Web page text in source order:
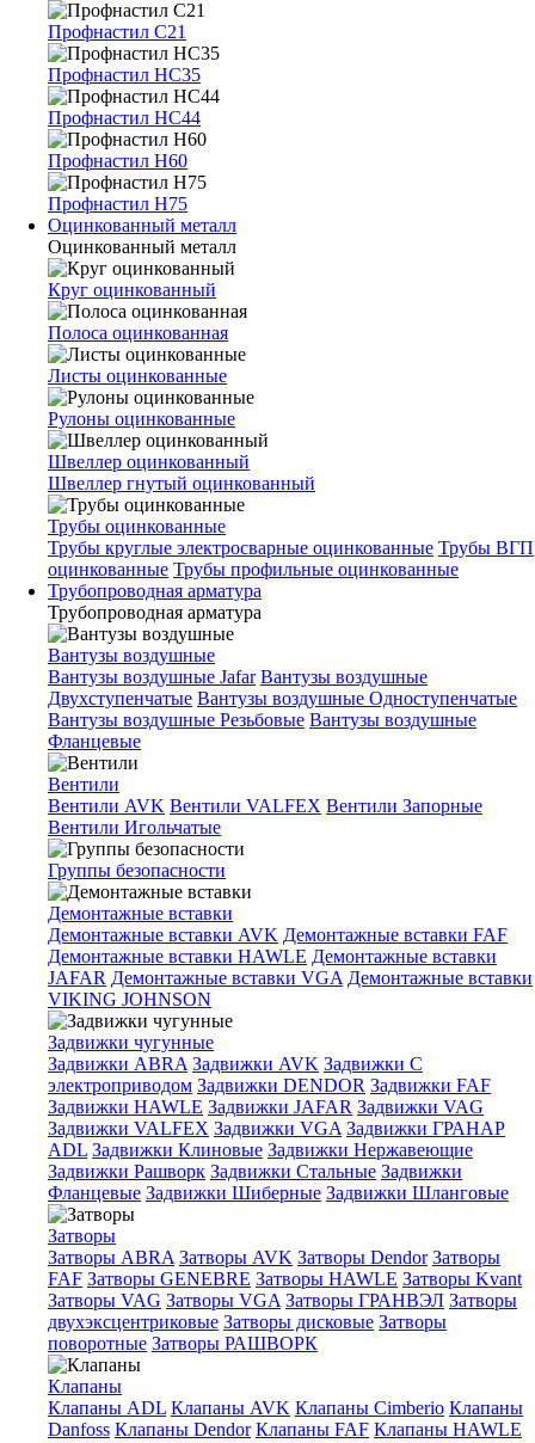
Профнастил С21
Профнастил НС35
Профнастил НС44
Профнастил Н60
Профнастил Н75
Оцинкованный металл
Оцинкованный металл
Круг оцинкованный
Полоса оцинкованная
Листы оцинкованные
Рулоны оцинкованные
Швеллер оцинкованный
Швеллер гнутый оцинкованный
Трубы оцинкованные
Трубы круглые электросварные оцинкованные Трубы ВГП
оцинкованные Трубы профильные оцинкованные
Трубопроводная арматура
Трубопроводная арматура
Вантузы воздушные
Вантузы воздушные Jafar Вантузы воздушные
Двухступенчатые Вантузы воздушные Одноступенчатые
Вантузы воздушные Резьбовые Вантузы воздушные
Фланцевые
Вентили
Вентили AVK Вентили VALFEX Вентили Запорные
Вентили Игольчатые
Группы безопасности
Демонтажные вставки
Демонтажные вставки AVK Демонтажные вставки FAF
Демонтажные вставки HAWLE Демонтажные вставки
JAFAR Демонтажные вставки VGA Демонтажные вставки
VIKING JOHNSON
Задвижки чугунные
Задвижки ABRA Задвижки AVK Задвижки C
электроприводом Задвижки DENDOR Задвижки FAF
Задвижки HAWLE Задвижки JAFAR Задвижки VAG
Задвижки VALFEX Задвижки VGA Задвижки ГРАНАР
ADL Задвижки Клиновые Задвижки Нержавеющие
Задвижки Рашворк Задвижки Стальные Задвижки
Фланцевые Задвижки Шиберные Задвижки Шланговые
Затворы
Затворы ABRA Затворы AVK Затворы Dendor Затворы
FAF Затворы GENEBRE Затворы HAWLE Затворы Kvant
Затворы VAG Затворы VGA Затворы ГРАНВЭЛ Затворы
двухэксцентриковые Затворы дисковые Затворы
поворотные Затворы РАШВОРК
Клапаны
Клапаны ADL Клапаны AVK Клапаны Cimberio Клапаны
Danfoss Клапаны Dendor Клапаны FAF Клапаны HAWLE